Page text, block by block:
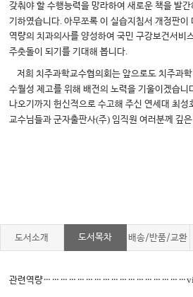
갖춰야 할 수행능력을 망라하여 새로운 책을 발
기하였습니다.아무쪼록 이 실습지침서 개정판이
역량의 치과의사를 양성하여 국민 구강보건서비
주춧돌이 되기를 기대해 봅니다.
저희 치주과학교수협의회는 앞으로도 치주과
수월성 제고를 위해 배전의 노력을 기울이겠습니
나오기까지 헌신적으로 수고해 주신 연세대 최성
교수님들과 군자출판사(주) 임직원 여러분께 깊
도서소개 도서목차 배송/반품/교환
관련역량……………………………………………